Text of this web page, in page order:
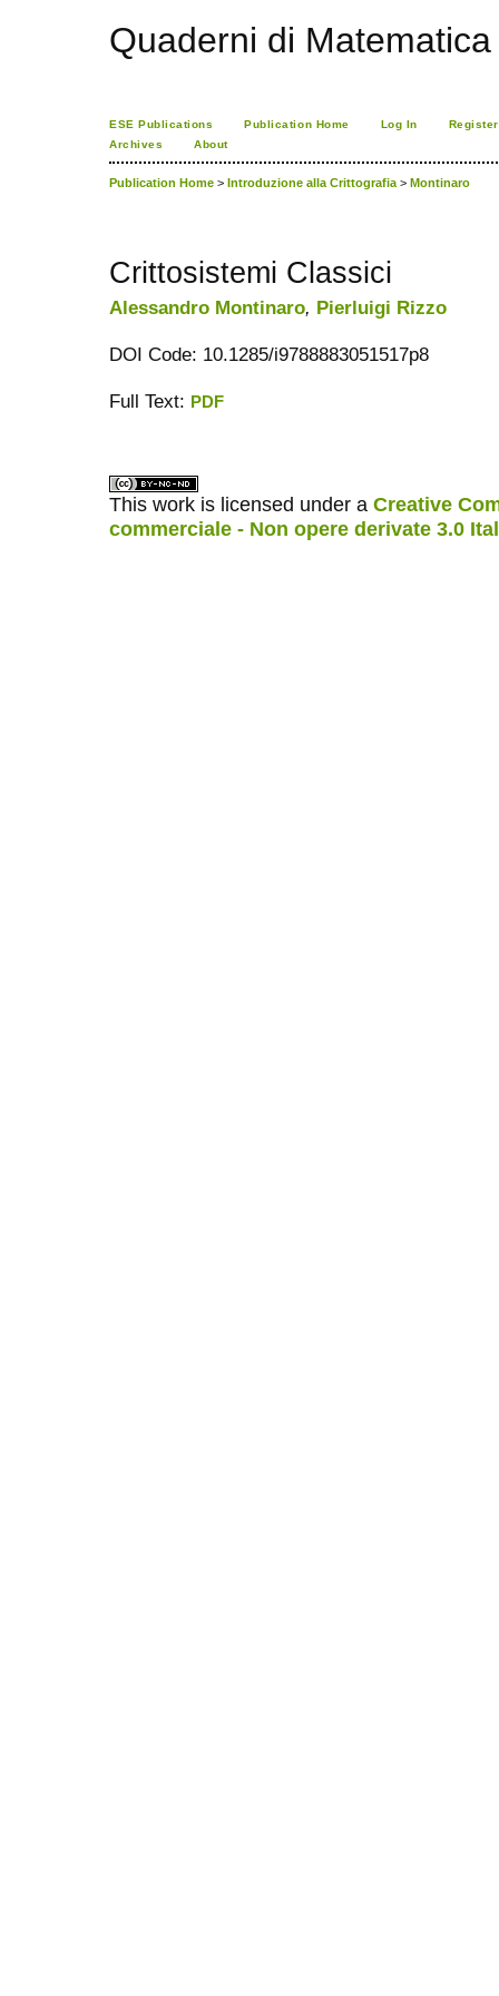
Quaderni di Matematica
ESE Publications Publication Home Log In
Register
Archives
About
Publication Home > Introduzione alla Crittografia > Montinaro
Crittosistemi Classici
Alessandro Montinaro, Pierluigi Rizzo
DOI Code: 10.1285/i9788883051517p8
Full Text: PDF
This work is licensed under a Creative
commerciale - Non opere derivate 3.0